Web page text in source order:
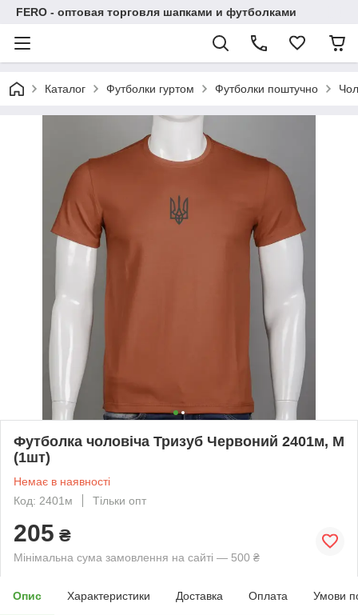
FERO - оптовая торговля шапками и футболками
Каталог Футболки гуртом Футболки поштучно
Футболка чоловіча Тризуб Червоний 2401м, M
(1шт)
Немає в наявності
Код: 2401м
Тільки опт
205 ₴
Мінімальна сума замовлення на сайті — 500 ₴
Опис Характеристики Доставка Оплата Умови